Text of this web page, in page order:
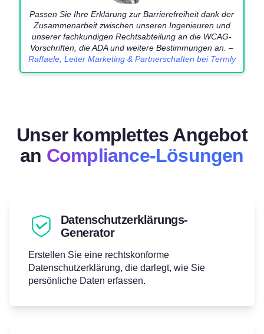
Passen Sie Ihre Erklärung zur Barrierefreiheit dank der
Zusammenarbeit zwischen unseren Ingenieuren und
unserer fachkundigen Rechtsabteilung an die WCAG-
Vorschriften, die ADA und weitere Bestimmungen an. –
Raffaele, Leiter Marketing & Partnerschaften bei Termly
Unser komplettes Angebot
an Compliance-Lösungen
Datenschutzerklärungs-
Generator
Erstellen Sie eine rechtskonforme
Datenschutzerklärung, die darlegt, wie Sie
persönliche Daten erfassen.